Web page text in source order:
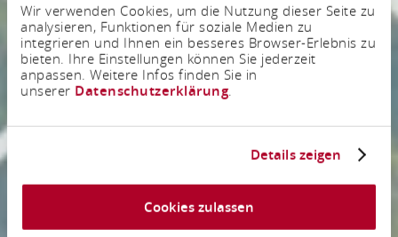
Wir verwenden Cookies, um die Nutzung dieser Seite zu
analysieren, Funktionen für soziale Medien zu
integrieren und Ihnen ein besseres Browser-Erlebnis zu
bieten. Ihre Einstellungen können Sie jederzeit
anpassen. Weitere Infos finden Sie in
unserer Datenschutzerklärung.
Details zeigen
Cookies zulassen